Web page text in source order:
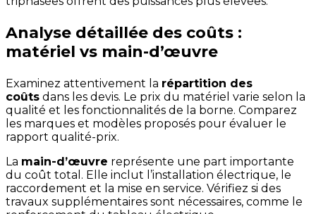
Analyse détaillée des coûts :
matériel vs main-d’œuvre
Examinez attentivement la répartition des
coûts dans les devis. Le prix du matériel varie selon la
qualité et les fonctionnalités de la borne. Comparez
les marques et modèles proposés pour évaluer le
rapport qualité-prix.
La main-d’œuvre représente une part importante
du coût total. Elle inclut l’installation électrique, le
raccordement et la mise en service. Vérifiez si des
travaux supplémentaires sont nécessaires, comme le